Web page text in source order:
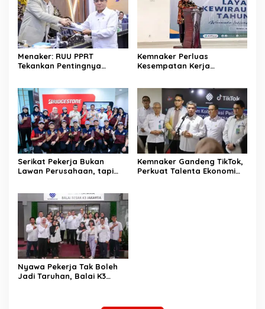
Menaker: RUU PPRT
Tekankan Pentingnya
Kemnaker Perluas
Kesempatan Kerja
Serikat Pekerja Bukan
Lawan Perusahaan, tapi
Kemnaker Gandeng TikTok,
Perkuat Talenta Ekonomi
Nyawa Pekerja Tak Boleh
Jadi Taruhan, Balai K3